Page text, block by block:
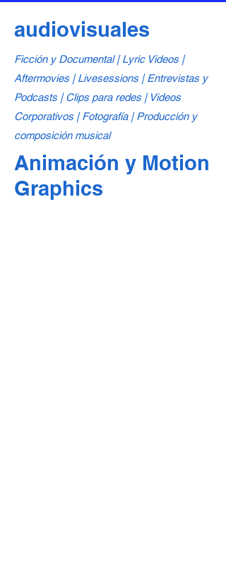
audiovisuales
Ficción y Documental | Lyric Videos |
Aftermovies | Livesessions | Entrevistas y
Podcasts | Clips para redes | Videos
Corporativos | Fotografía | Producción y
composición musical
Animación y Motion
Graphics